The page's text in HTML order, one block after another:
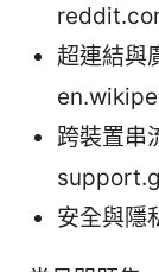
超連結與
跨裝置串
安全與